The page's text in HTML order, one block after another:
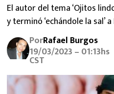
ATLANTE
FUTBOL INTERNACIONAL
MEXICANOS EN EL
El autor del tema ‘Ojitos
y terminó ‘echándole la sal’
PorRafael Burgos
19/03/2023 – 01:13hs
CST